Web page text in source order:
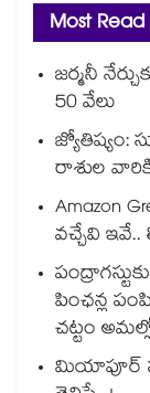
Most
జర్మనీ
50 వేలు
జ్యోతిష్యం:
రాశుల
Amazon
వచ్చేవి ఇవే..
పింఛన్ల
చట్టం
మియాపూర్